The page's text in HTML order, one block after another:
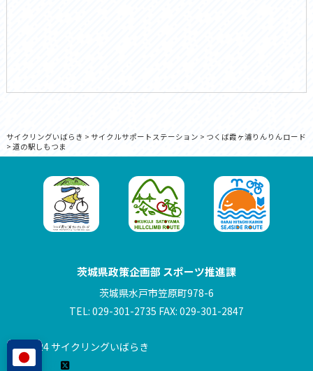
サイクリングいばらき > サイクルサポートステーション > つくば霞ヶ浦りんりんロード
> 道の駅しもつま
茨城県政策企画部 スポーツ推進課
茨城県水戸市笠原町978-6
TEL: 029-301-2735 FAX: 029-301-2847
© 2024 サイクリングいばらき